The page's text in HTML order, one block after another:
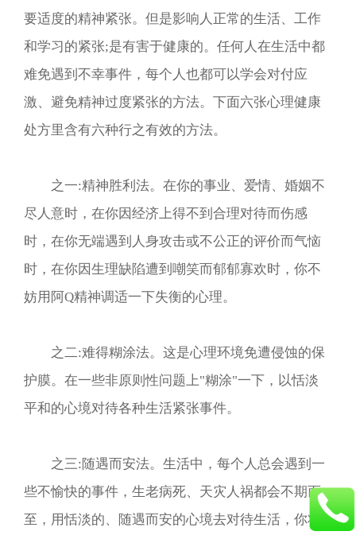
要适度的精神紧张。但是影响人正常的生活、工作
和学习的紧张;是有害于健康的。任何人在生活中都
难免遇到不幸事件，每个人也都可以学会对付应
激、避免精神过度紧张的方法。下面六张心理健康
处方里含有六种行之有效的方法。
之一:精神胜利法。在你的事业、爱情、婚姻不
尽人意时，在你因经济上得不到合理对待而伤感
时，在你无端遇到人身攻击或不公正的评价而气恼
时，在你因生理缺陷遭到嘲笑而郁郁寡欢时，你不
妨用阿Q精神调适一下失衡的心理。
之二:难得糊涂法。这是心理环境免遭侵蚀的保
护膜。在一些非原则性问题上"糊涂"一下，以恬淡
平和的心境对待各种生活紧张事件。
之三:随遇而安法。生活中，每个人总会遇到一
些不愉快的事件，生老病死、天灾人祸都会不期而
至，用恬淡的、随遇而安的心境去对待生活，你将